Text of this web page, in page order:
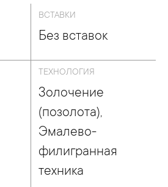
ВСТАВКИ
Без вставок
ТЕХНОЛОГИЯ
Золочение
(позолота),
Эмалево-
филигранная
техника